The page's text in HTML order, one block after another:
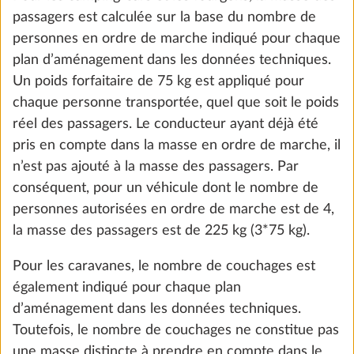
Kit de démarrage de base E-Trailer (mise
à niveau du véhicule et indicateur de
niveau de gaz via l’appli E-Trailer)
Plus
0,8 kg
290 CHF
Ajouter